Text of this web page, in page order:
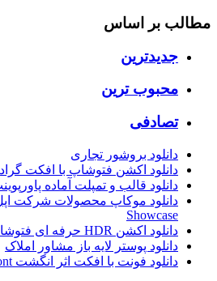
مطالب بر اساس
جدیدترین
محبوب ترین
تصادفی
دانلود بروشور تجاری
دانلود اکشن فتوشاپ با افکت
دانلود قالب و تمپلت آماده
Showcase
دانلود اکشن HDR حرفه ای فتوشاپ
دانلود پوستر لایه باز مشاور املاک
دانلود فونت با افکت اثر انگشت Sherlock Font